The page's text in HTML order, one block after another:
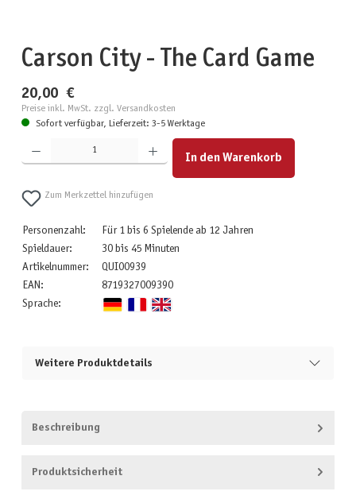
Carson City - The Card Game
20,00 €
Preise inkl. MwSt. zzgl. Versandkosten
Sofort verfügbar, Lieferzeit: 3-5 Werktage
Produkt Anzahl: Gib den gewünschten Wert ein oder benutze die Schaltflächen um die Anzahl zu
In den Warenkorb
Zum Merkzettel hinzufügen
Personenzahl:
Für 1 bis 6 Spielende ab 12 Jahren
Spieldauer:
30 bis 45 Minuten
Artikelnummer:
QUI00939
EAN:
8719327009390
Sprache:
Weitere Produktdetails
Beschreibung
Produktsicherheit